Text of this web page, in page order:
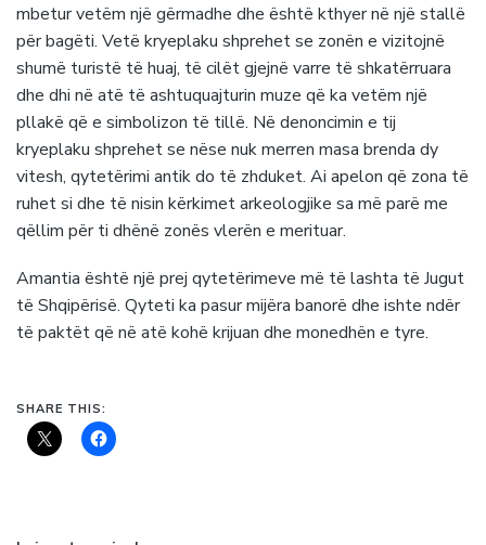
mbetur vetëm një gërmadhe dhe është kthyer në një stallë
për bagëti. Vetë kryeplaku shprehet se zonën e vizitojnë
shumë turistë të huaj, të cilët gjejnë varre të shkatërruara
dhe dhi në atë të ashtuquajturin muze që ka vetëm një
pllakë që e simbolizon të tillë. Në denoncimin e tij
kryeplaku shprehet se nëse nuk merren masa brenda dy
vitesh, qytetërimi antik do të zhduket. Ai apelon që zona të
ruhet si dhe të nisin kërkimet arkeologjike sa më parë me
qëllim për ti dhënë zonës vlerën e merituar.
Amantia është një prej qytetërimeve më të lashta të Jugut
të Shqipërisë. Qyteti ka pasur mijëra banorë dhe ishte ndër
të paktët që në atë kohë krijuan dhe monedhën e tyre.
SHARE THIS: